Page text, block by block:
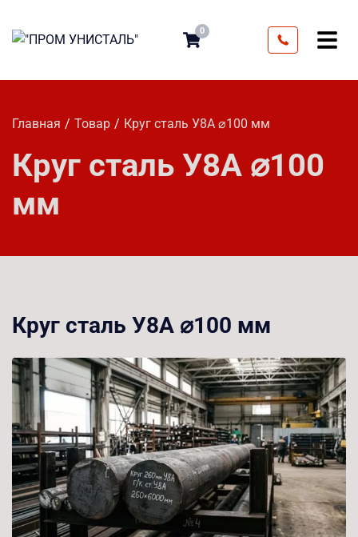
0
Главная Товар Круг сталь У8А ⌀100 мм
Круг сталь У8А ⌀100
мм
Круг сталь У8А ⌀100 мм